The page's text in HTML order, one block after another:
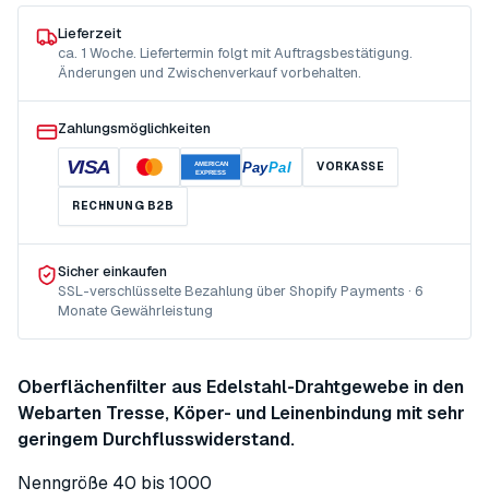
Lieferzeit
ca. 1 Woche. Liefertermin folgt mit Auftragsbestätigung.
Änderungen und Zwischenverkauf vorbehalten.
Zahlungsmöglichkeiten
VISA
AMERICAN
EXPRESS
PayPal VORKASSE
RECHNUNG B2B
Sicher einkaufen
SSL-verschlüsselte Bezahlung über Shopify Payments · 6
Monate Gewährleistung
Oberflächenfilter aus Edelstahl-Drahtgewebe in den
Webarten Tresse, Köper- und Leinenbindung mit sehr
geringem Durchflusswiderstand.
Nenngröße 40 bis 1000